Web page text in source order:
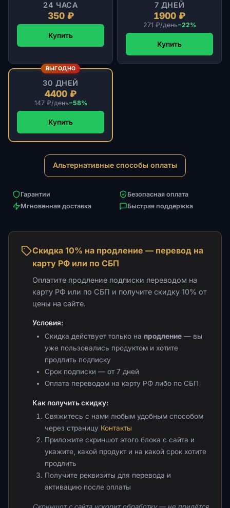
24 ЧАСА
350 ₽
Купить
7 ДНЕЙ
1900 ₽
271 ₽/день−22%
Купить
ВЫГОДНО
30 ДНЕЙ
4400 ₽
147 ₽/день−58%
Купить
Альтернативные способы оплаты
Гарантии
Безопасная оплата
Мгновенная доставка
Быстрая поддержка
Скидка 10% на продление — перевод на
карту РФ или по СБП
Оплатите продление подписки переводом на
карту РФ или по СБП и получите скидку 10% от
цены на сайте.
Условия:
Скидка действует только на продление — вы
уже пользовались продуктом и хотите
продлить подписку
Срок подписки — от 7 дней
Оплата переводом на карту РФ либо по СБП
Как получить скидку:
Свяжитесь с нами любым удобным способом
через страницу Контакты
Приложите скриншот этого блока с сайта и
укажите, какой продукт и на какой срок хотите
продлить
Получите реквизиты для перевода и
активацию после оплаты